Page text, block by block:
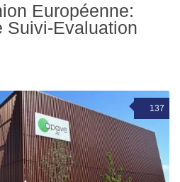
Européenne:
Suivi-Evaluation
137